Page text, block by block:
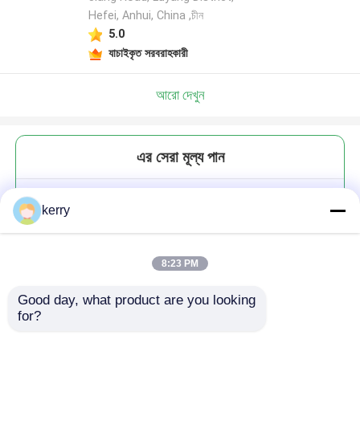
Hefei, Anhui, China ,চীন
5.0
যাচাইকৃত সরবরাহকারী
আরো দেখুন
এর সেরা মূল্য পান
kerry
8:23 PM
Good day, what product are you looking
for?